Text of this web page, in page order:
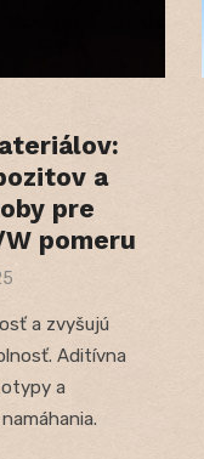
a
pre
pomeru
a zvyšujú
Aditívna
a